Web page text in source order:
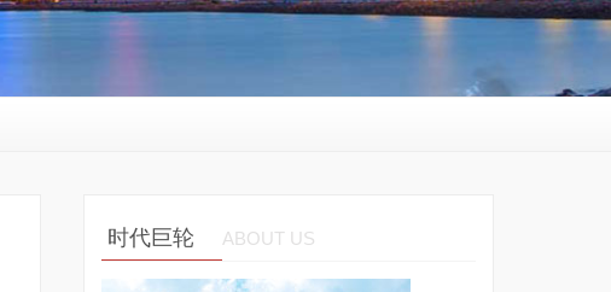
时代巨轮 ABOUT US